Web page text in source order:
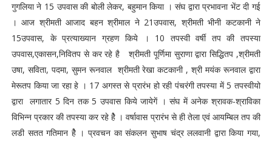
गुगलिया ने 15 उपवास की बोली लेकर, बहुमान किया । संघ द्वारा प्रभावना भेंट दी गई
। आज श्रीमती आजाद बहन श्रीमाल ने 21उपवास, श्रीमती भीनी कटकानी ने
15उपवास, के प्रत्याख्यान ग्रहण किये । 10 तपस्वी वर्षी तप की तपस्या
उपवास,एकासन,निवितप से कर रहे है श्रीमती पूर्णिमा सुराणा द्वारा सिद्धितप ,श्रीमती
उषा, सविता, पदमा, सुमन रूनवाल श्रीमती रेखा कटकानी , श्री मयंक रूनवाल द्वारा
मेरूतप किया जा रहा हे । 17 अगस्त से प्रारंभ हो रही पंचरंगी तपस्या में 5 तपस्वीयो
द्वारा लगातार 5 दिन तक 5 उपवास किये जायेगें । संघ में अनेक श्रावक-श्राविका
विभिन्न प्रकार की तपस्या कर रहे हेै । वर्षावास प्रारंभ से ही तेला एवं आयम्बिल तप की
लडी सतत गतिमान हैे । प्रवचन का संकलन सुभाष चंद्र ललवानी द्वारा किया गया,